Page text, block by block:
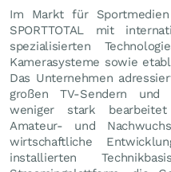
Im Markt für
SPORTTOTAL mit
spezialisierten
Kamerasysteme sowie
Das Unternehmen
großen TV-Sendern und
weniger stark
Amateur- und
wirtschaftliche
installierten